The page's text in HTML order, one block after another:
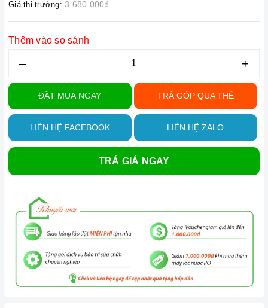
Giá thị trường: 3.680.000₫
Thêm vào so sánh
– +
ĐẶT MUA NGAY TRẢ GÓP QUA THẺ
LIÊN HỆ FACEBOOK LIÊN HỆ ZALO
TRẢ GIÁ NGAY